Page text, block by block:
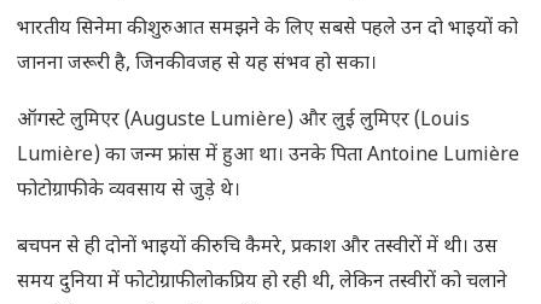
भारतीय सिनेमा की शुरुआत समझने के लिए सबसे पहले उन दो भाइयों को
जानना जरूरी है, जिनकी वजह से यह संभव हो सका।
ऑगस्टे लुमिएर (Auguste Lumière) और लुई लुमिएर (Louis
Lumière) का जन्म फ्रांस में हुआ था। उनके पिता Antoine Lumière
फोटोग्राफी के व्यवसाय से जुड़े थे।
बचपन से ही दोनों भाइयों की रुचि कैमरे, प्रकाश और तस्वीरों में थी। उस
समय दुनिया में फोटोग्राफी लोकप्रिय हो रही थी, लेकिन तस्वीरों को चलाने